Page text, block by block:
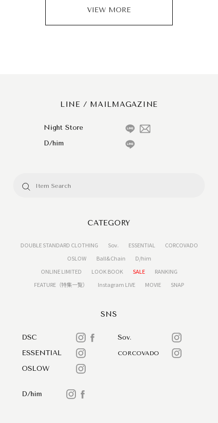
VIEW MORE
LINE / MAILMAGAZINE
Night Store
D/him
CATEGORY
DOUBLE STANDARD CLOTHING Sov. ESSENTIAL
CORCOVADO
OSLOW
Ball&Chain
D/him
ONLINE LIMITED
LOOK BOOK SALE
RANKING
FEATURE（特集一覧）
Instagram LIVE MOVIE SNAP
SNS
DSC
Sov.
ESSENTIAL
CORCOVADO
OSLOW
D/him